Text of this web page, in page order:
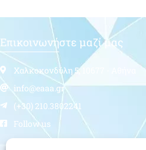
Επικοινωνήστε μαζί μας
Χαλκοκονδύλη 5, 10677 - Αθήνα
info@eaaa.gr
(+30) 210.3802241
Follow us